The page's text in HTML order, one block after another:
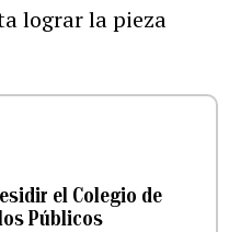
lograr la pieza
el Colegio de
Públicos